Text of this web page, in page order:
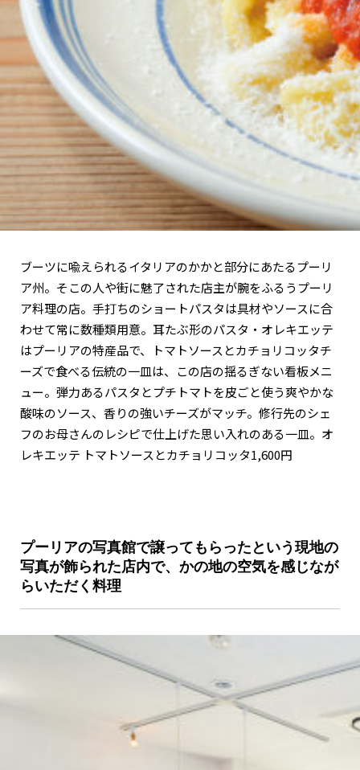
関西で開催。
おすすめの展覧会
おすすめの映画
誠光社で選びました。
おすすめの本
紹介します。
おすすめのイベント
ブーツに喩えられるイタリアのかかと部分にあたるプーリ
ア州。そこの人や街に魅了された店主が腕をふるうプーリ
ア料理の店。手打ちのショートパスタは具材やソースに合
わせて常に数種類用意。耳たぶ形のパスタ・オレキエッテ
はプーリアの特産品で、トマトソースとカチョリコッタチ
ーズで食べる伝統の一皿は、この店の揺るぎない看板メニ
ュー。弾力あるパスタとプチトマトを皮ごと使う爽やかな
酸味のソース、香りの強いチーズがマッチ。修行先のシェ
フのお母さんのレシピで仕上げた思い入れのある一皿。オ
レキエッテ トマトソースとカチョリコッタ1,600円
プーリアの写真館で譲ってもらったという現地の
写真が飾られた店内で、かの地の空気を感じなが
らいただく料理